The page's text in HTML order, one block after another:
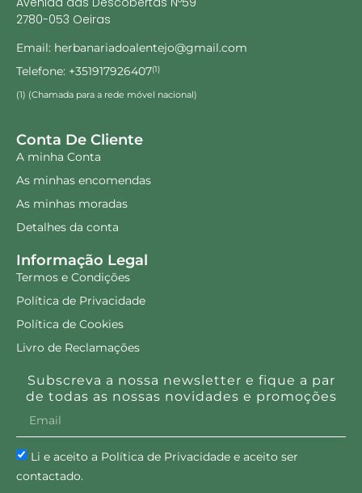
2780-053 Oeiras
Email: herbanariadoalentejo@gmail.com
Telefone: +351917926407(1)
(1) (Chamada para a rede móvel nacional)
Conta De Cliente
A minha Conta
As minhas encomendas
As minhas moradas
Detalhes da conta
Informação Legal
Termos e Condições
Política de Privacidade
Política de Cookies
Livro de Reclamações
Subscreva a nossa newsletter e fique a par
de todas as nossas novidades e promoções
Li e aceito a Política de Privacidade e aceito ser
contactado.